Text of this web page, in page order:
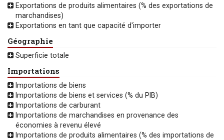
Exportations de produits alimentaires (% des exportations de
marchandises)
Exportations en tant que capacité d'importer
Géographie
Superficie totale
Importations
Importations de biens
Importations de biens et services (% du PIB)
Importations de carburant
Importations de marchandises en provenance des
économies à revenu élevé
Importations de produits alimentaires (% des importations de